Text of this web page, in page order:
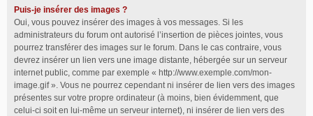
Puis-je insérer des images ?
Oui, vous pouvez insérer des images à vos messages. Si les
administrateurs du forum ont autorisé l’insertion de pièces jointes, vous
pourrez transférer des images sur le forum. Dans le cas contraire, vous
devrez insérer un lien vers une image distante, hébergée sur un serveur
internet public, comme par exemple « http://www.exemple.com/mon-
image.gif ». Vous ne pourrez cependant ni insérer de lien vers des images
présentes sur votre propre ordinateur (à moins, bien évidemment, que
celui-ci soit en lui-même un serveur internet), ni insérer de lien vers des